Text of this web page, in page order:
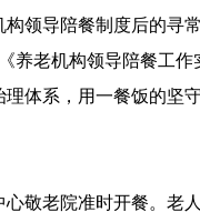
领导陪餐制度后的寻常
养老机构领导陪餐工
体系，用一餐饭的坚
心敬老院准时开餐。老